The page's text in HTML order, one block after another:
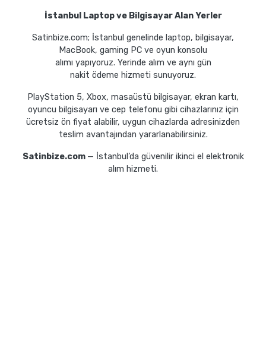
İstanbul Laptop ve Bilgisayar Alan Yerler
Satinbize.com; İstanbul genelinde laptop, bilgisayar,
MacBook, gaming PC ve oyun konsolu
alımı yapıyoruz. Yerinde alım ve aynı gün
nakit ödeme hizmeti sunuyoruz.
PlayStation 5, Xbox, masaüstü bilgisayar, ekran kartı,
oyuncu bilgisayarı ve cep telefonu gibi cihazlarınız için
ücretsiz ön fiyat alabilir, uygun cihazlarda adresinizden
teslim avantajından yararlanabilirsiniz.
Satinbize.com — İstanbul’da güvenilir ikinci el elektronik
alım hizmeti.